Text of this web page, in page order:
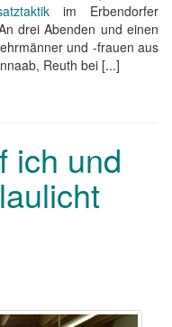
im Erbendorfer
drei Abenden und einen
und -frauen aus
Reuth bei [...]
ich und